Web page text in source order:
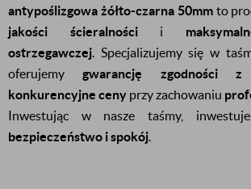
antypoślizgowa żółto-czarna 50mmto
jakości ścieralnościi
ostrzegawczej. Specjalizujemy się w
oferujemygwarancję zgodności z
konkurencyjne ceny przy zachowaniu
Inwestując w nasze taśmy,
bezpieczeństwo i spokój.